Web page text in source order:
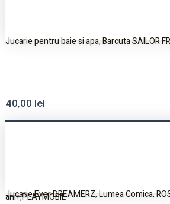
Jucarie pentru baie si apa, Barcuta SAILOR
40,00 lei
Jucarie Ever DREAMERZ, Lumea Comica,
ani+,PLAYMOBIL